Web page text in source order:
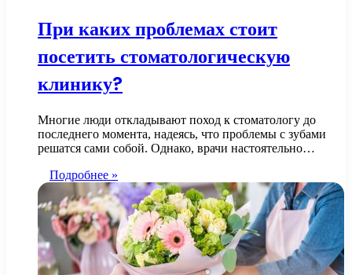
При каких проблемах стоит
посетить стоматологическую
клинику?
Многие люди откладывают поход к стоматологу до
последнего момента, надеясь, что проблемы с зубами
решатся сами собой. Однако, врачи настоятельно…
Подробнее »